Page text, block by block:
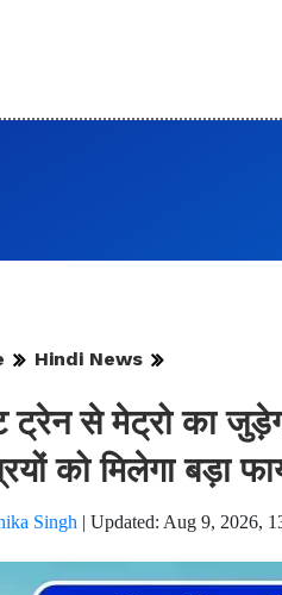
Hindi News
ट्रेन से मेट्रो का
को मिलेगा बड़ा
Singh | Updated: Aug 9, 2026,